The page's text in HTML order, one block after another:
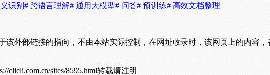
识别 # 跨语言理解# 通用大模型# 问答# 预训练# 高效文档整理
外部链接的指向，不由本站实际控制，在网址收录时，该网页上的内容
clicli.com.cn/sites/8595.html转载请注明